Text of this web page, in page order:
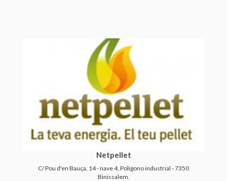
Netpellet
C/ Pou d'en Bauça, 14 - nave 4, Polígono industrial - 7350
Binissalem.